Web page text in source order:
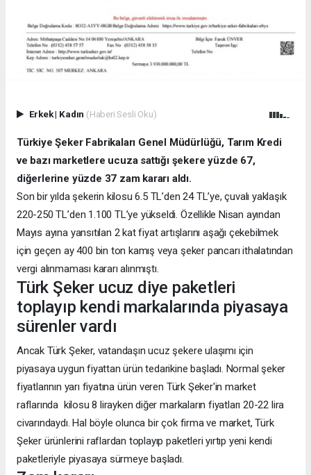
Erkek| Kadın (Haberi Sesli Oku)
Türkiye Şeker Fabrikaları Genel Müdürlüğü, Tarım Kredi
ve bazı marketlere ucuza sattığı şekere yüzde 67,
diğerlerine yüzde 37 zam kararı aldı.
Son bir yılda şekerin kilosu 6.5 TL’den 24 TL’ye, çuvalı yaklaşık
220-250 TL’den 1.100 TL’ye yükseldi. Özellikle Nisan ayından
Mayıs ayına yansıtılan 2 kat fiyat artışlarını aşağı çekebilmek
için geçen ay 400 bin ton kamış veya şeker pancarı ithalatından
vergi alınmaması kararı alınmıştı.
Türk Şeker ucuz diye paketleri
toplayıp kendi markalarında piyasaya
sürenler vardı
Ancak Türk Şeker, vatandaşın ucuz şekere ulaşımı için
piyasaya uygun fiyattan ürün tedarikine başladı. Normal şeker
fiyatlarının yarı fiyatına ürün veren Türk Şeker'in market
raflarında kilosu 8 lirayken diğer markaların fiyatları 20-22 lira
civarındaydı. Hal böyle olunca bir çok firma ve market, Türk
Şeker ürünlerini raflardan toplayıp paketleri yırtıp yeni kendi
paketleriyle piyasaya sürmeye başladı.